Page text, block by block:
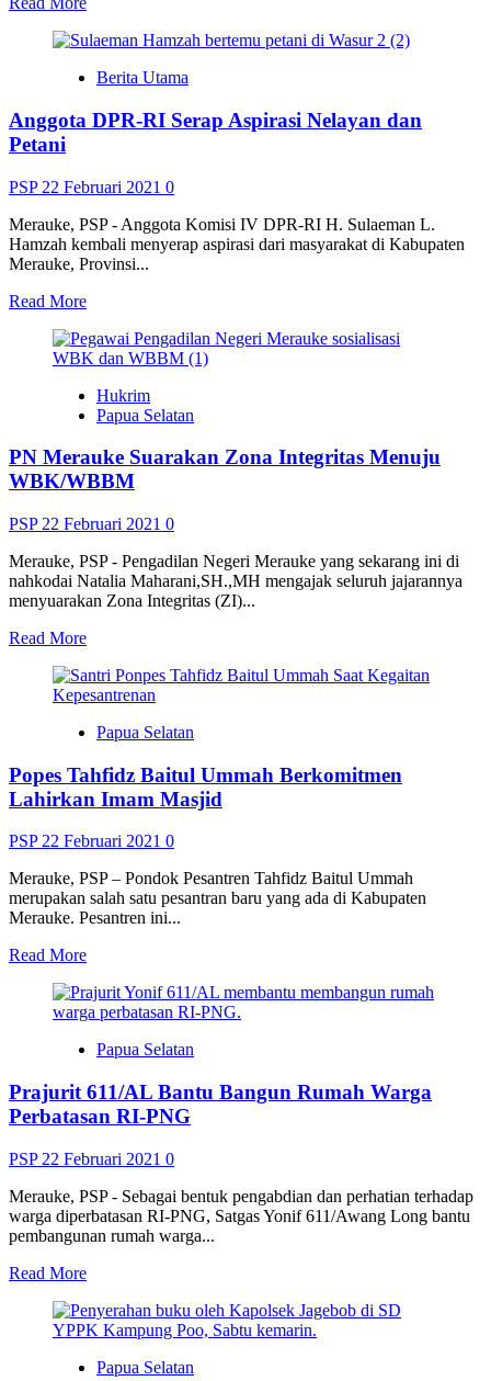
about
Tetesan
Masuk
Bersama
Warga
Perbaiki
Jalan
Secara
Setiap
Berita Utama
Anggota DPR-RI Serap Aspirasi Nelayan dan
Petani
PSP 22 Februari 2021 0
Merauke, PSP - Anggota Komisi IV DPR-RI H. Sulaeman L.
Hamzah kembali menyerap aspirasi dari masyarakat di Kabupaten
Merauke, Provinsi...
Read MoreRead
about
Anggota
RI
Serap
Nelayan
dan
Hukrim
Papua Selatan
PN Merauke Suarakan Zona Integritas Menuju
WBK/WBBM
PSP 22 Februari 2021 0
Merauke, PSP - Pengadilan Negeri Merauke yang sekarang ini di
nahkodai Natalia Maharani,SH.,MH mengajak seluruh jajarannya
menyuarakan Zona Integritas (ZI)...
Read MoreRead
about
PN
Suarakan
Integritas
Menuju
WBK/WBBM
Papua Selatan
Popes Tahfidz Baitul Ummah Berkomitmen
Lahirkan Imam Masjid
PSP22 Februari 2021 0
Merauke, PSP – Pondok Pesantren Tahfidz Baitul Ummah
merupakan salah satu pesantran baru yang ada di Kabupaten
Merauke. Pesantren ini...
Read MoreRead
about
Popes
Baitul
Berkomitmen
Lahirkan
Imam
Masjid
Papua Selatan
Prajurit 611/AL Bantu Bangun Rumah Warga
Perbatasan RI-PNG
PSP 22 Februari 2021 0
Merauke, PSP - Sebagai bentuk pengabdian dan perhatian terhadap
warga diperbatasan RI-PNG, Satgas Yonif 611/Awang Long bantu
pembangunan rumah warga...
Read MoreRead
about
Prajurit
Bantu
Papua Selatan